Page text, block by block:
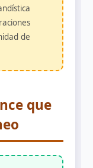
de
que